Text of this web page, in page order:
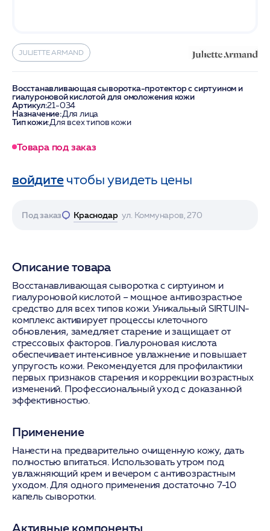
JULIETTE ARMAND
Восстанавливающая сыворотка-протектор с сиртуином и
гиалуроновой кислотой для омоложения кожи
Артикул:21-034
Назначение:Для лица
Тип кожи:Для всех типов кожи
Товара под заказ
войдитечтобы увидеть цены
Под заказ Краснодар ул. Коммунаров, 270
Описание товара
Восстанавливающая сыворотка с сиртуином и
гиалуроновой кислотой – мощное антивозрастное
средство для всех типов кожи. Уникальный SIRTUIN-
комплекс активирует процессы клеточного
обновления, замедляет старение и защищает от
стрессовых факторов. Гиалуроновая кислота
обеспечивает интенсивное увлажнение и повышает
упругость кожи. Рекомендуется для профилактики
первых признаков старения и коррекции возрастных
изменений. Профессиональный уход с доказанной
эффективностью.
Применение
Нанести на предварительно очищенную кожу, дать
полностью впитаться. Использовать утром под
увлажняющий крем и вечером с антивозрастным
уходом. Для одного применения достаточно 7-10
капель сыворотки.
Активные компоненты